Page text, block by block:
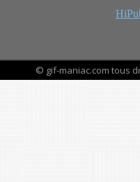
© gif-maniac.com tous